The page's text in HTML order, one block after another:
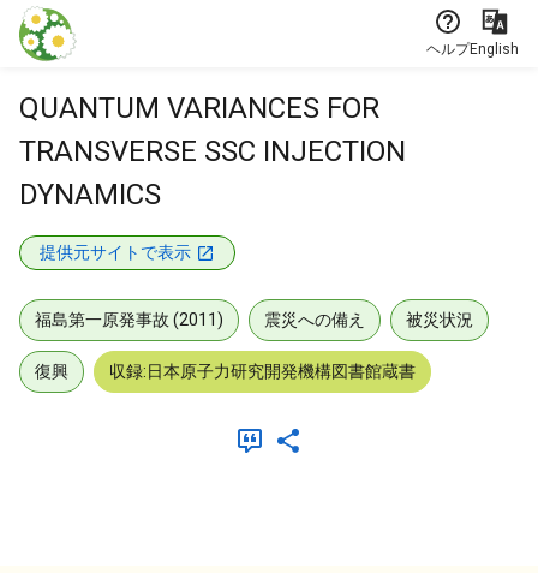
本文に飛ぶ
ヘルプEnglish
QUANTUM VARIANCES FOR
TRANSVERSE SSC INJECTION
DYNAMICS
提供元サイトで表示
福島第一原発事故 (2011) 震災への備え 被災状況
復興 収録:日本原子力研究開発機構図書館蔵書